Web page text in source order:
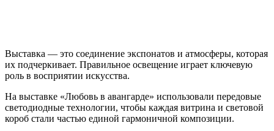
Выставка — это соединение экспонатов и атмосферы, которая
их подчеркивает. Правильное освещение играет ключевую
роль в восприятии искусства.
На выставке «Любовь в авангарде» использовали передовые
светодиодные технологии, чтобы каждая витрина и световой
короб стали частью единой гармоничной композиции.